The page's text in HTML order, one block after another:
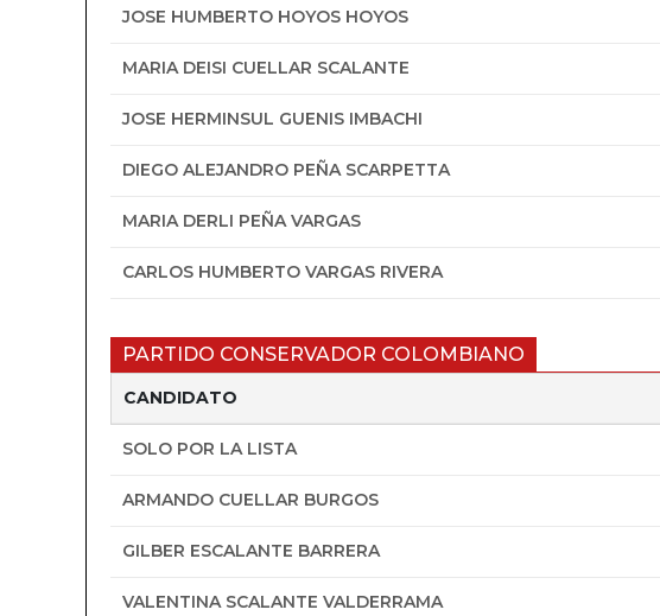
JOSE HUMBERTO HOYOS HOYOS
MARIA DEISI CUELLAR SCALANTE
JOSE HERMINSUL GUENIS IMBACHI
DIEGO ALEJANDRO PEÑA SCARPETTA
MARIA DERLI PEÑA VARGAS
CARLOS HUMBERTO VARGAS RIVERA
PARTIDO CONSERVADOR COLOMBIANO
CANDIDATO
SOLO POR LA LISTA
ARMANDO CUELLAR BURGOS
GILBER ESCALANTE BARRERA
VALENTINA SCALANTE VALDERRAMA